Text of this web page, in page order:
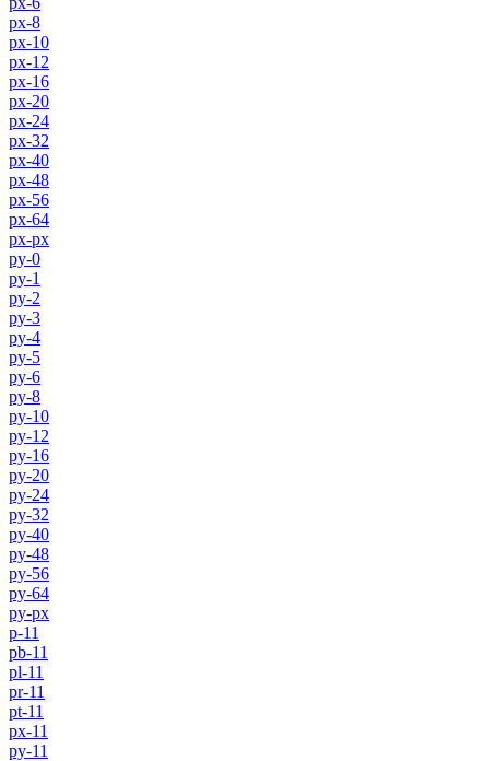
px-8
px-10
px-12
px-16
px-20
px-24
px-32
px-40
px-48
px-56
px-64
px-px
py-0
py-1
py-2
py-3
py-4
py-5
py-6
py-8
py-10
py-12
py-16
py-20
py-24
py-32
py-40
py-48
py-56
py-64
py-px
p-11
pb-11
pl-11
pr-11
pt-11
px-11
py-11